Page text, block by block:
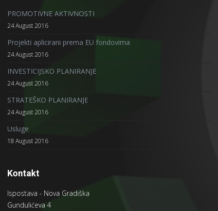
PROMOTIVNE AKTIVNOSTI
24 August 2016
Projekti aplicirani prema EU fondovima
24 August 2016
INVESTICIJSKO PLANIRANJE
24 August 2016
STRATEŠKO PLANIRANJE
24 August 2016
Usluge
18 August 2016
Kontakt
Ispostava - Nova Gradiška
Gundulićeva 4